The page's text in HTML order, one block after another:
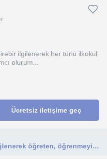
ilgilenerek her türlü ilkokul
olurum...
Ücretsiz iletişime geç
İlkokul öğrencilerine yönelik eğlenerek öğreten, öğrenmeyi öğreten bir şekilde dertlerimizi işliyoruz.